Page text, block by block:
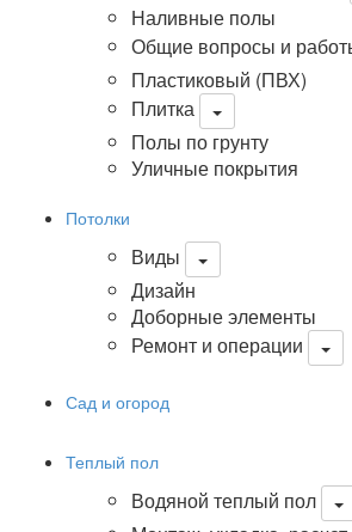
Наливные полы
Общие вопросы и
Пластиковый (ПВХ)
Плитка
Полы по грунту
Уличные покрытия
Потолки
Виды
Дизайн
Доборные элементы
Ремонт и операции
Сад и огород
Теплый пол
Водяной теплый пол